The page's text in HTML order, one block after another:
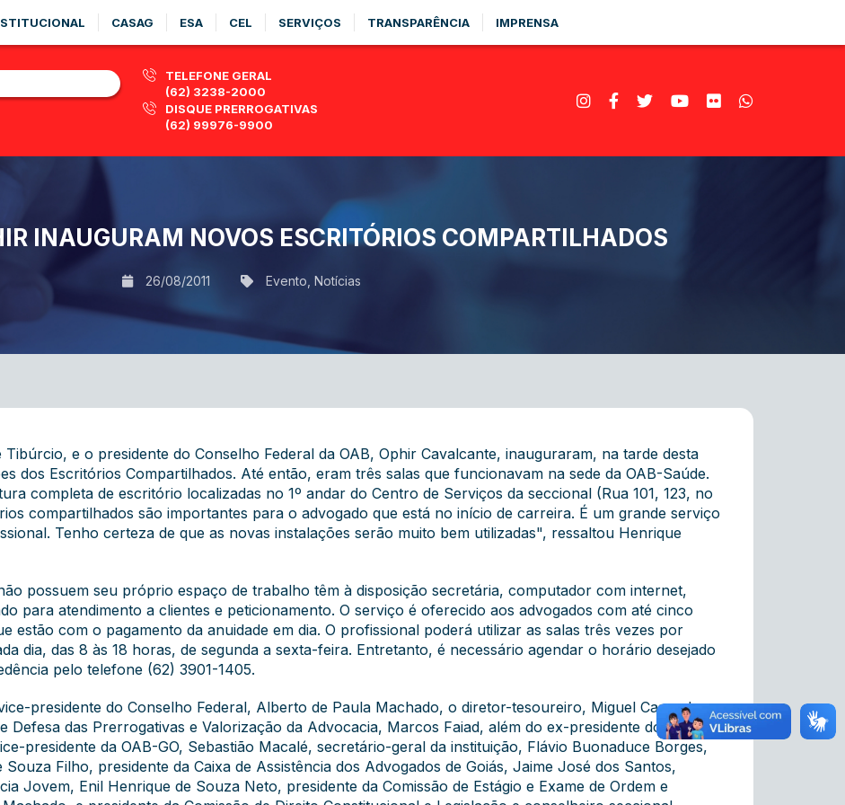
CASAG ESA CEL SERVIÇOS TRANSPARÊNCIA IMPRENSA
TELEFONE GERAL
(62) 3238-2000
DISQUE PRERROGATIVAS
(62) 99976-9900
INAUGURAM NOVOS ESCRITÓRIOS COMPARTILHADOS
26/08/2011 Evento Notícias
Tibúrcio, e o presidente do Conselho Federal da OAB, Ophir Cavalcante, inauguraram, na tarde desta
dos Escritórios Compartilhados. Até então, eram três salas que funcionavam na sede da OAB-Saúde.
completa de escritório localizadas no 1º andar do Centro de Serviços da seccional (Rua 101, 123, no
compartilhados são importantes para o advogado que está no início de carreira. É um grande serviço
Tenho certeza de que as novas instalações serão muito bem utilizadas", ressaltou Henrique
possuem seu próprio espaço de trabalho têm à disposição secretária, computador com internet,
para atendimento a clientes e peticionamento. O serviço é oferecido aos advogados com até cinco
estão com o pagamento da anuidade em dia. O profissional poderá utilizar as salas três vezes por
dia, das 8 às 18 horas, de segunda a sexta-feira. Entretanto, é necessário agendar o horário desejado
pelo telefone (62) 3901-1405.
presidente do Conselho Federal, Alberto de Paula Machado, o diretor-tesoureiro, Miguel Cançado, o
Defesa das Prerrogativas e Valorização da Advocacia, Marcos Faiad, além do ex-presidente do
presidente da OAB-GO, Sebastião Macalé, secretário-geral da instituição, Flávio Buonaduce Borges,
Filho, presidente da Caixa de Assistência dos Advogados de Goiás, Jaime José dos Santos,
Jovem, Enil Henrique de Souza Neto, presidente da Comissão de Estágio e Exame de Ordem e